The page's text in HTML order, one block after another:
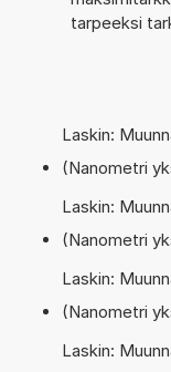
tarpeeksi
Laskin:
(Nanometri
Laskin:
(Nanometri
Laskin:
(Nanometri
Laskin: